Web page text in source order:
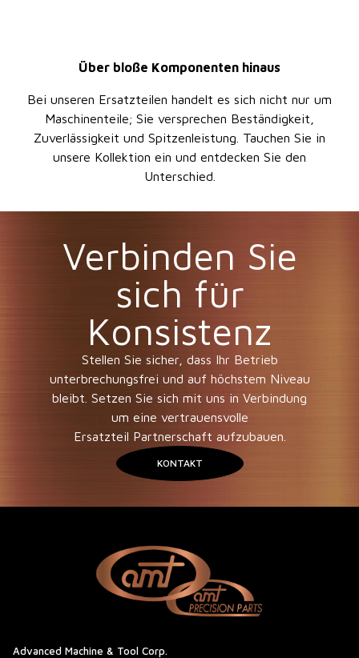
Über bloße Komponenten hinaus
Bei unseren Ersatzteilen handelt es sich nicht nur um
Maschinenteile; Sie versprechen Beständigkeit,
Zuverlässigkeit und Spitzenleistung. Tauchen Sie in
unsere Kollektion ein und entdecken Sie den
Unterschied.
Verbinden Sie
sich für
Konsistenz
Stellen Sie sicher, dass Ihr Betrieb
unterbrechungsfrei und auf höchstem Niveau
bleibt. Setzen Sie sich mit uns in Verbindung
um eine vertrauensvolle
Ersatzteil Partnerschaft aufzubauen.
KONTAKT
Advanced Machine & Tool Corp.